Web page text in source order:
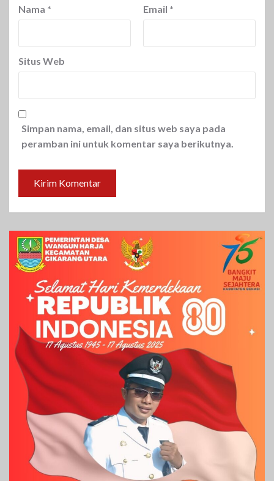
Nama * Email *
Situs Web
Simpan nama, email, dan situs web saya pada
peramban ini untuk komentar saya berikutnya.